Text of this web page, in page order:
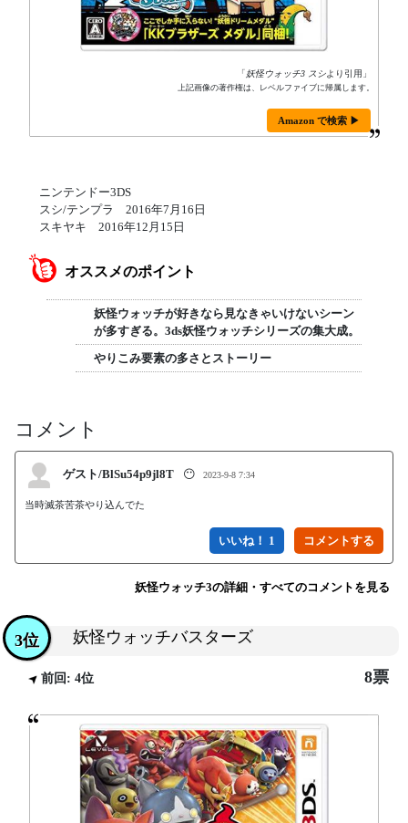
「妖怪ウォッチ3 スシより引用」
上記画像の著作権は、レベルファイブに帰属します。
Amazon で検索 ▶
ニンテンドー3DS
スシ/テンプラ 2016年7月16日
スキヤキ 2016年12月15日
オススメのポイント
妖怪ウォッチが好きなら見なきゃいけないシーン
が多すぎる。3ds妖怪ウォッチシリーズの集大成。
やりこみ要素の多さとストーリー
コメント
ゲスト/BlSu54p9jl8T 😶 2023-9-8 7:34
当時滅茶苦茶やり込んでた
いいね！ 1
妖怪ウォッチ3の詳細・すべてのコメントを見る
妖怪ウォッチバスターズ
3位
前回: 4位 8票